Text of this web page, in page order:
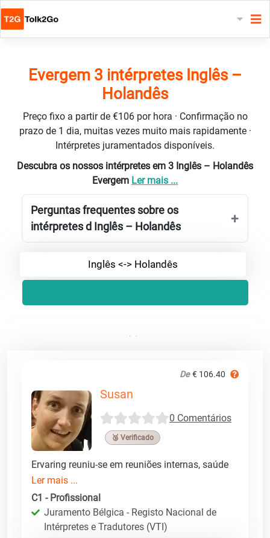
Evergem 3 intérpretes Inglês –
Holandês
Preço fixo a partir de €106 por hora · Confirmação no
prazo de 1 dia, muitas vezes muito mais rapidamente ·
Intérpretes juramentados disponíveis.
Descubra os nossos intérpretes em 3 Inglês – Holandês
Evergem Ler mais ...
Perguntas frequentes sobre os
intérpretes d Inglês – Holandês
Inglês <-> Holandês
De € 106.40
Susan
0 Comentários
🥉 Verificado
Ervaring reuniu-se em reuniões internas, saúde
Ler mais ...
C1 - Profissional
Juramento Bélgica - Registo Nacional de
Intérpretes e Tradutores (VTI)